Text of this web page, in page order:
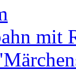
mit